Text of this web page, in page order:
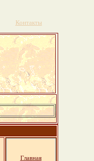
Контакты
Главная